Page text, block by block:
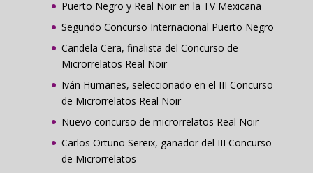
Puerto Negro y Real Noir en la TV Mexicana
Segundo Concurso Internacional Puerto Negro
Candela Cera, finalista del Concurso de
Microrrelatos Real Noir
Iván Humanes, seleccionado en el III Concurso
de Microrrelatos Real Noir
Nuevo concurso de microrrelatos Real Noir
Carlos Ortuño Sereix, ganador del III Concurso
de Microrrelatos